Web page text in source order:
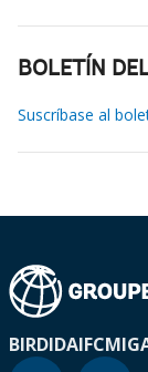
BOLETÍN
Suscríbase al
BIRDIDAIFC